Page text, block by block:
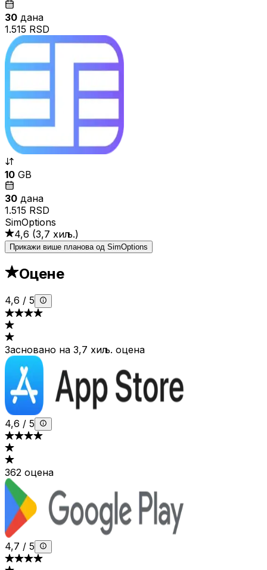
30 дана
1.515 RSD
10 GB
30 дана
1.515 RSD
SimOptions
4,6 (3,7 хиљ.)
Прикажи више планова од SimOptions
Оцене
4,6 / 5
Засновано на 3,7 хиљ. оцена
4,6 / 5
362 оцена
4,7 / 5